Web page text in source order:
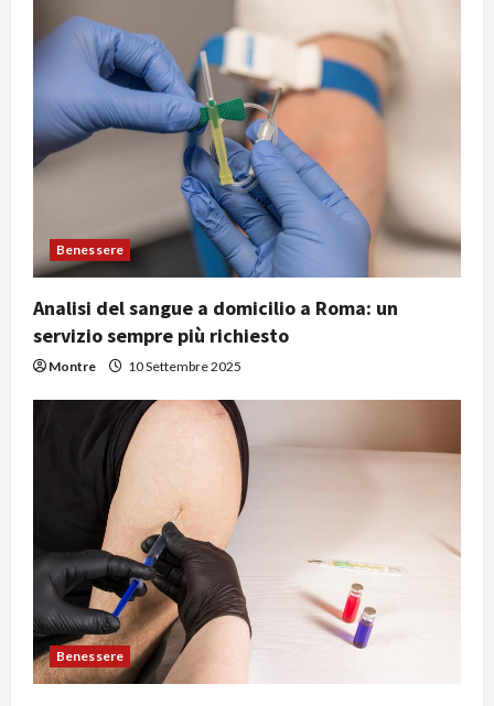
Benessere
Analisi del sangue a domicilio a Roma: un
servizio sempre più richiesto
Montre 10 Settembre 2025
Benessere